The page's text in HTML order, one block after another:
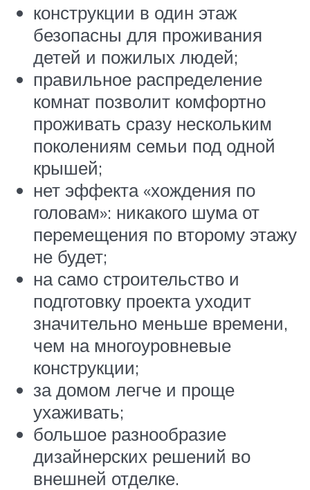
конструкции в один этаж
безопасны для проживания
детей и пожилых людей;
правильное распределение
комнат позволит комфортно
проживать сразу нескольким
поколениям семьи под одной
крышей;
нет эффекта «хождения по
головам»: никакого шума от
перемещения по второму этажу
не будет;
на само строительство и
подготовку проекта уходит
значительно меньше времени,
чем на многоуровневые
конструкции;
за домом легче и проще
ухаживать;
большое разнообразие
дизайнерских решений во
внешней отделке.